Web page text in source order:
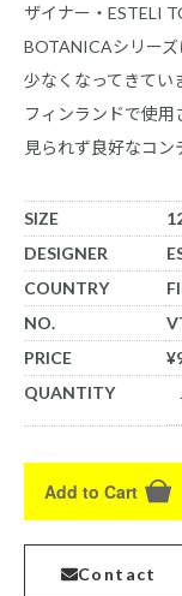
ザイナー・ESTELI
BOTANICAシリー
少なくなってきてい
フィンランドで使
見られず良好なコン
SIZE
DESIGNER
COUNTRY
NO.
PRICE
QUANTITY
Add to Cart
Contact